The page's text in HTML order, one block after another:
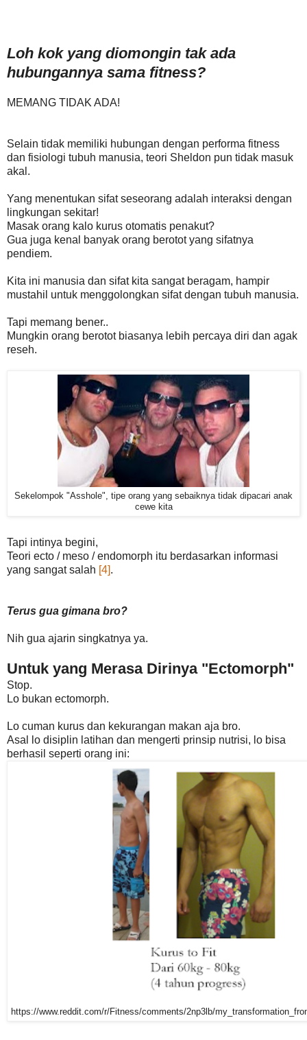
Loh kok yang diomongin tak ada
hubungannya sama fitness?
MEMANG TIDAK ADA!
Selain tidak memiliki hubungan dengan performa fitness
dan fisiologi tubuh manusia, teori Sheldon pun tidak masuk
akal.
Yang menentukan sifat seseorang adalah interaksi dengan
lingkungan sekitar!
Masak orang kalo kurus otomatis penakut?
Gua juga kenal banyak orang berotot yang sifatnya
pendiem.
Kita ini manusia dan sifat kita sangat beragam, hampir
mustahil untuk menggolongkan sifat dengan tubuh manusia.
Tapi memang bener..
Mungkin orang berotot biasanya lebih percaya diri dan agak
reseh.
Sekelompok "Asshole", tipe orang yang sebaiknya tidak dipacari anak
cewe kita
Tapi intinya begini,
Teori ecto / meso / endomorph itu berdasarkan informasi
yang sangat salah [4].
Terus gua gimana bro?
Nih gua ajarin singkatnya ya.
Untuk yang Merasa Dirinya "Ectomorph"
Stop.
Lo bukan ectomorph.
Lo cuman kurus dan kekurangan makan aja bro.
Asal lo disiplin latihan dan mengerti prinsip nutrisi, lo bisa
berhasil seperti orang ini:
https://www.reddit.com/r/Fitness/comments/2np3lb/